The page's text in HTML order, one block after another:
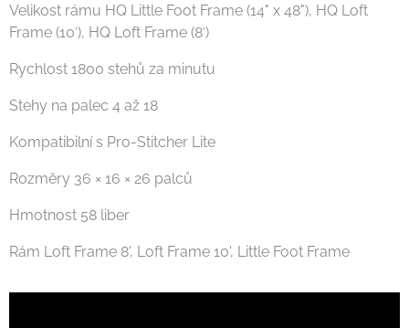
Velikost rámu HQ Little Foot Frame (14" x 48"), HQ Loft
Frame (10′), HQ Loft Frame (8′)
Rychlost 1800 stehů za minutu
Stehy na palec 4 až 18
Kompatibilní s Pro-Stitcher Lite
Rozměry 36 × 16 × 26 palců
Hmotnost 58 liber
Rám Loft Frame 8', Loft Frame 10', Little Foot Frame